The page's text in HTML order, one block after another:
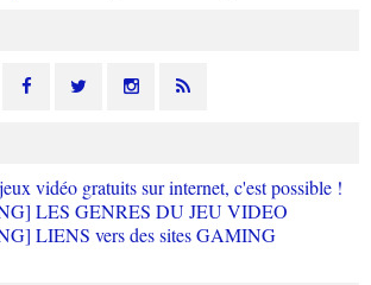
vidéo gratuits sur internet, c'est possible !
LES GENRES DU JEU VIDEO
LIENS vers des sites GAMING